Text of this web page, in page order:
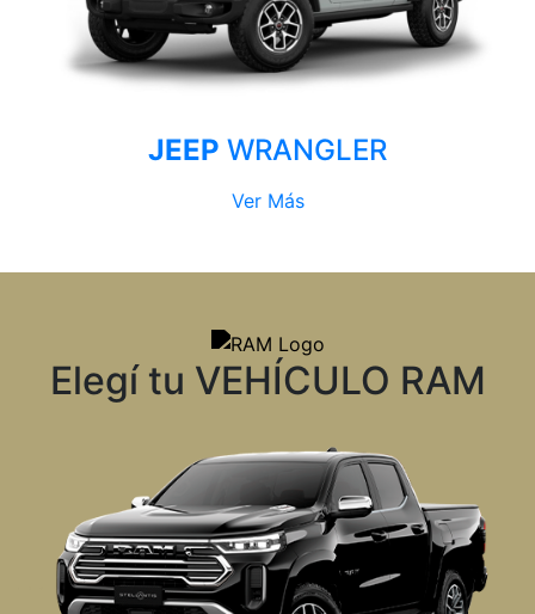
JEEP WRANGLER
Ver Más
Elegí tu VEHÍCULO RAM